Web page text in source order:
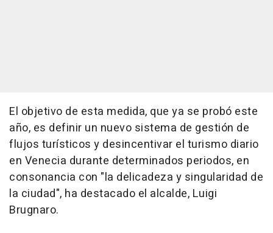
El objetivo de esta medida, que ya se probó este
año, es definir un nuevo sistema de gestión de
flujos turísticos y desincentivar el turismo diario
en Venecia durante determinados periodos, en
consonancia con "la delicadeza y singularidad de
la ciudad", ha destacado el alcalde, Luigi
Brugnaro.